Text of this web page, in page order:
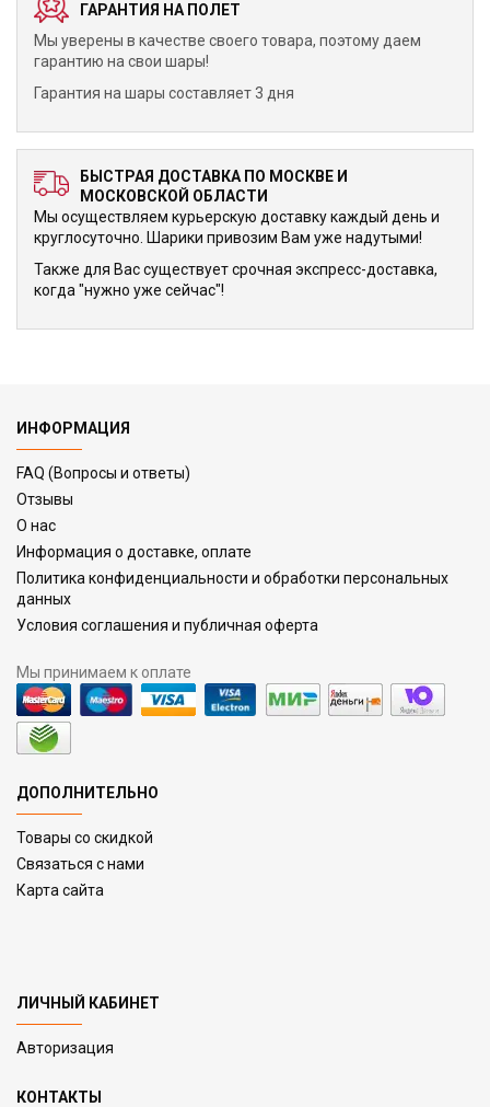
ГАРАНТИЯ НА ПОЛЕТ
Мы уверены в качестве своего товара, поэтому даем
гарантию на свои шары!
Гарантия на шары составляет 3 дня
БЫСТРАЯ ДОСТАВКА ПО МОСКВЕ И
МОСКОВСКОЙ ОБЛАСТИ
Мы осуществляем курьерскую доставку каждый день и
круглосуточно. Шарики привозим Вам уже надутыми!
Также для Вас существует срочная экспресс-доставка,
когда "нужно уже сейчас"!
ИНФОРМАЦИЯ
FAQ (Вопросы и ответы)
Отзывы
О нас
Информация о доставке, оплате
Политика конфиденциальности и обработки персональных
данных
Условия соглашения и публичная оферта
Мы принимаем к оплате
ДОПОЛНИТЕЛЬНО
Товары со скидкой
Связаться с нами
Карта сайта
ЛИЧНЫЙ КАБИНЕТ
Авторизация
КОНТАКТЫ